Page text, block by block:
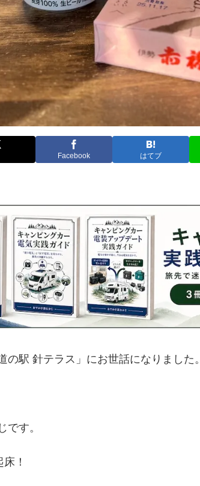
Facebook はてブ
の駅 針テラス」にお世話になりました。
です。
！